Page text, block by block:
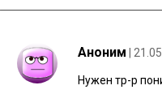
Аноним |
Нужен тр-р